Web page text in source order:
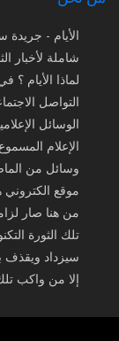
الأيام - جريدة
شاملة لأخبار
لماذا الأيام ؟
التواصل
الوسائل
الإعلام
وسائل من
موقع الكتروني
من هنا صار
تلك الثورة
سيزداد ويقذف
إلا من واكب